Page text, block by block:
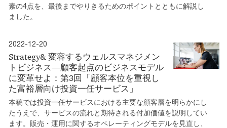
素の4点を、最後までやりきるためのポイントとともに解説し
ました。
2022-12-20
Strategy& 変容するウェルスマネジメン
トビジネス―顧客起点のビジネスモデル
に変革せよ：第3回「顧客本位を重視し
た富裕層向け投資一任サービス」
本稿では投資一任サービスにおける主要な顧客層を明らかにし
たうえで、サービスの流れと期待される付加価値を説明してい
ます。販売・運用に関するオペレーティングモデルを見直し、